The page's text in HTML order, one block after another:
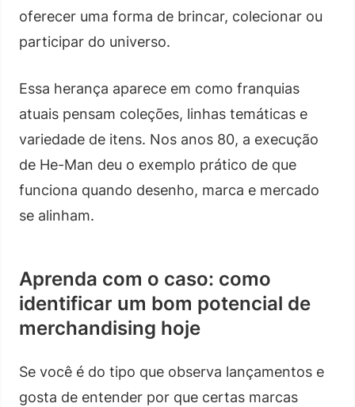
oferecer uma forma de brincar, colecionar ou
participar do universo.
Essa herança aparece em como franquias
atuais pensam coleções, linhas temáticas e
variedade de itens. Nos anos 80, a execução
de He-Man deu o exemplo prático de que
funciona quando desenho, marca e mercado
se alinham.
Aprenda com o caso: como
identificar um bom potencial de
merchandising hoje
Se você é do tipo que observa lançamentos e
gosta de entender por que certas marcas